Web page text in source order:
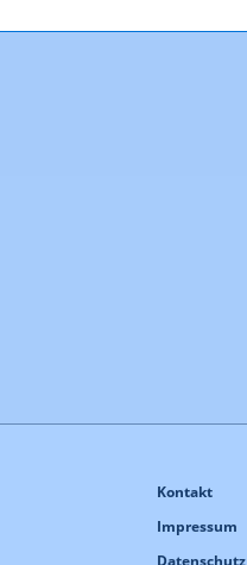
Kontakt
Impressum
Datenschutz